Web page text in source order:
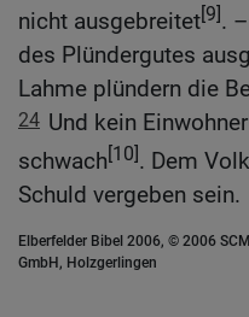
nicht ausgebreitet[9].
des Plündergutes
Lahme plündern die
24 Und kein
schwach[10]. Dem
Schuld vergeben sein.
Elberfelder Bibel 2006, © 2006
GmbH, Holzgerlingen